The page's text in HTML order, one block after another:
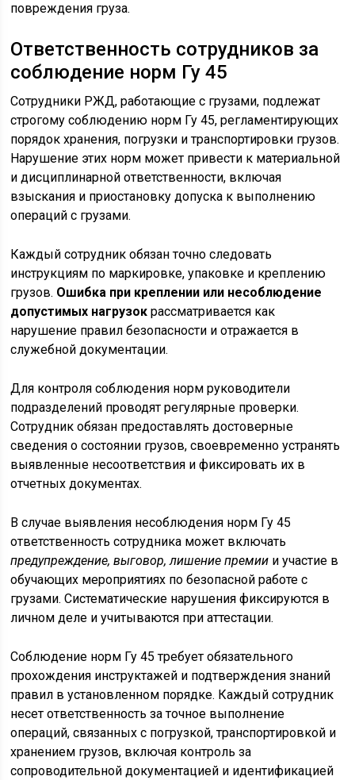
повреждения груза.
Ответственность сотрудников за
соблюдение норм Гу 45
Сотрудники РЖД, работающие с грузами, подлежат
строгому соблюдению норм Гу 45, регламентирующих
порядок хранения, погрузки и транспортировки грузов.
Нарушение этих норм может привести к материальной
и дисциплинарной ответственности, включая
взыскания и приостановку допуска к выполнению
операций с грузами.
Каждый сотрудник обязан точно следовать
инструкциям по маркировке, упаковке и креплению
грузов. Ошибка при креплении или несоблюдение
допустимых нагрузок рассматривается как
нарушение правил безопасности и отражается в
служебной документации.
Для контроля соблюдения норм руководители
подразделений проводят регулярные проверки.
Сотрудник обязан предоставлять достоверные
сведения о состоянии грузов, своевременно устранять
выявленные несоответствия и фиксировать их в
отчетных документах.
В случае выявления несоблюдения норм Гу 45
ответственность сотрудника может включать
предупреждение, выговор, лишение премии и участие в
обучающих мероприятиях по безопасной работе с
грузами. Систематические нарушения фиксируются в
личном деле и учитываются при аттестации.
Соблюдение норм Гу 45 требует обязательного
прохождения инструктажей и подтверждения знаний
правил в установленном порядке. Каждый сотрудник
несет ответственность за точное выполнение
операций, связанных с погрузкой, транспортировкой и
хранением грузов, включая контроль за
сопроводительной документацией и идентификацией